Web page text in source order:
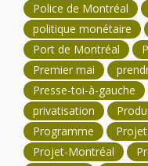
Police de Montréal
politique monétaire
Port de Montréal
Premier mai
Presse-toi-à-gauche
privatisation
Programme
Projet-Montréal